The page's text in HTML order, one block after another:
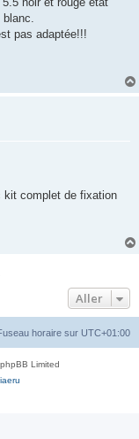
pas adaptée!!!
kit complet de fixation
Aller
horaire sur UTC+01:00
Limited